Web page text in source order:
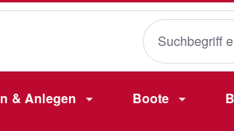
& Anlegen Boote